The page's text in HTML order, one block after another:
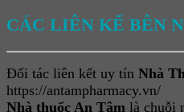
CÁC LIÊN KẾ BÊN
Đối tác liên kết uy tín Nhà
https://antampharmacy.vn/
Nhà thuốc An Tâm là chuỗi